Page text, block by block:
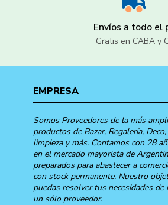
Envíos a todo el
Gratis en CABA y
EMPRESA
Somos Proveedores de la más
productos de Bazar, Regalería,
limpieza y más. Contamos con 28
en el mercado mayorista de
preparados para abastecer a
con stock permanente. Nuestro
puedas resolver tus necesidades de
un sólo proveedor.